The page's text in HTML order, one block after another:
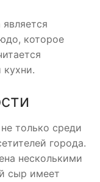
которое
только среди
города.
несколькими
сыр имеет